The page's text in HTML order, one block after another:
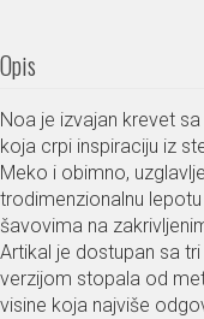
Opis
Noa je izvajan krevet
koja crpi inspiraciju iz
Meko i obimno,
trodimenzionalnu
šavovima na
Artikal je dostupan sa
verzijom stopala od
visine koja najviše